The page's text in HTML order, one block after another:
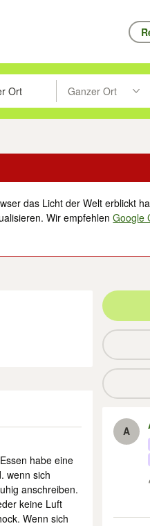
Pfeiltasten nach oben/unten
eingeben. Eingabetaste
Ganzer Ort
Suche im Umkreis
das Licht der Welt erblickt
Wir empfehlenGoogle
habe eine
wenn sich
anschreiben.
keine Luft
Wenn sich
A